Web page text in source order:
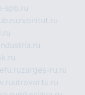
spb.ru
zvonitut.ru
zarges-ru.ru
utrovortu.ru